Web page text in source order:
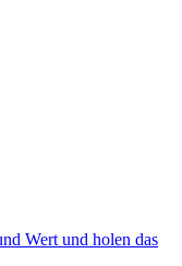
Wert und holen das